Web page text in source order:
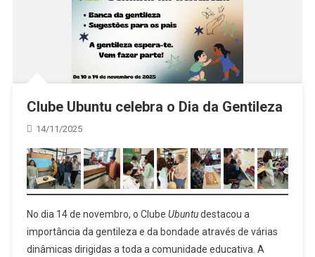
Clube Ubuntu celebra o Dia da Gentileza
14/11/2025
No dia 14 de novembro, o Clube Ubuntudestacou a
importância da gentileza e da bondade através de várias
dinâmicas dirigidas a toda a comunidade educativa. A